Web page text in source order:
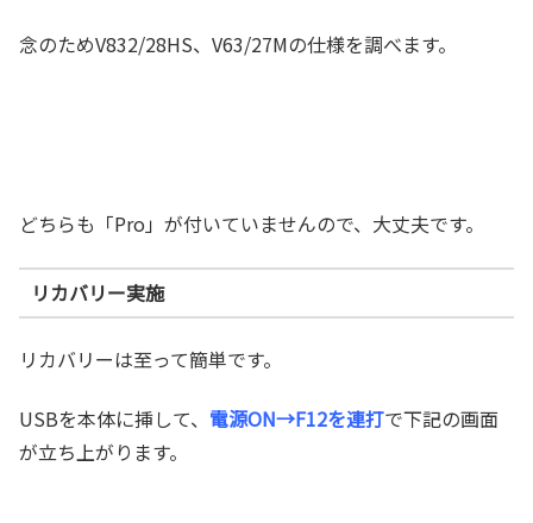
念のためV832/28HS、V63/27Mの仕様を調べます。
どちらも「Pro」が付いていませんので、大丈夫です。
リカバリー実施
リカバリーは至って簡単です。
USBを本体に挿して、 電源ON→F12を連打で下記の画面
が立ち上がります。